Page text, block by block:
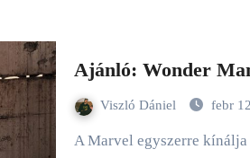
Ajánló: Wonder
Viszló Dániel febr
A Marvel egyszerre kínálja a régi motoros rajongóknak és